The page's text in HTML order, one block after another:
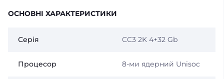
ОСНОВНІ ХАРАКТЕРИСТИКИ
Серія CC3 2K 4+32 Gb
Процесор 8-ми ядерний Unisoc